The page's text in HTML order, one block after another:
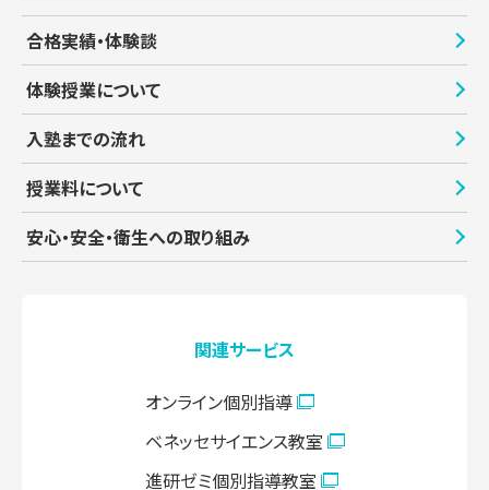
合格実績・体験談
体験授業について
入塾までの流れ
授業料について
安心・安全・衛生への取り組み
関連サービス
オンライン個別指導
ベネッセサイエンス教室
進研ゼミ個別指導教室